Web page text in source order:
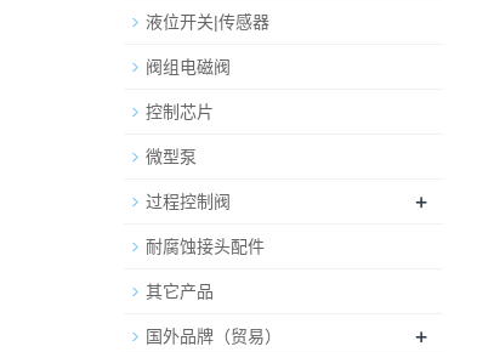
液位开关|传感器
阀组电磁阀
控制芯片
微型泵
过程控制阀 +
耐腐蚀接头配件
其它产品
国外品牌（贸易） +